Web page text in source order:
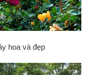
hoa và đẹp